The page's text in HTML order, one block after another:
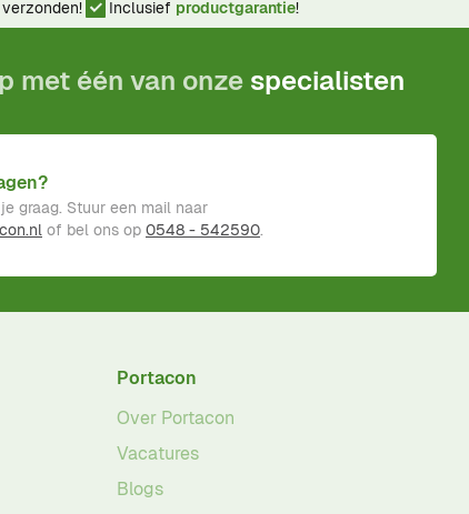
verzonden! Inclusief productgarantie!
met één van onze specialisten
graag. Stuur een mail naar
of bel ons op 0548 - 542590.
Portacon
Over Portacon
Vacatures
Blogs